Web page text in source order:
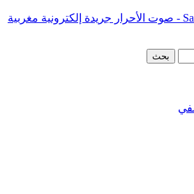
Sawt alahrar - صوت الأحرار جريدة إلكترونية مغربية